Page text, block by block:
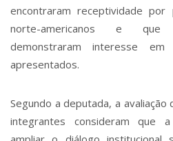
encontraram receptividade
norte-americanos e que
demonstraram interesse
apresentados.
Segundo a deputada, a
integrantes consideram que